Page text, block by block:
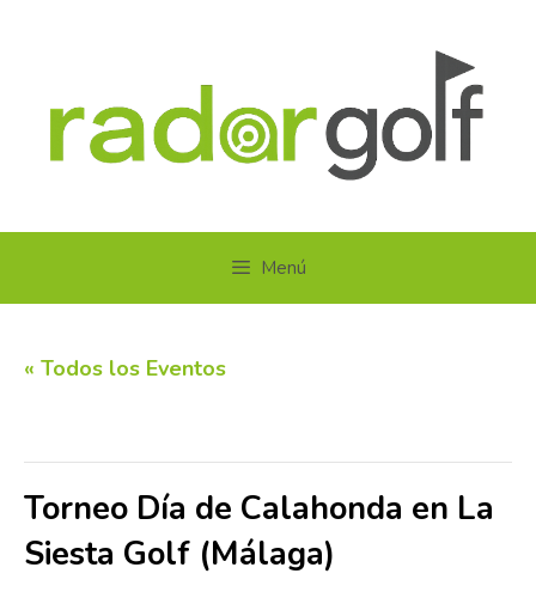
Menú
« Todos los Eventos
Torneo Día de Calahonda en La
Siesta Golf (Málaga)